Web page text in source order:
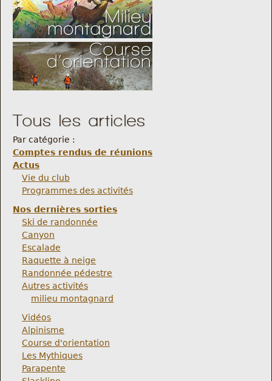
Tous les articles
Par catégorie :
Comptes rendus de réunions
Actus
Vie du club
Programmes des activités
Nos dernières sorties
Ski de randonnée
Canyon
Escalade
Raquette à neige
Randonnée pédestre
Autres activités
milieu montagnard
Vidéos
Alpinisme
Course d'orientation
Les Mythiques
Parapente